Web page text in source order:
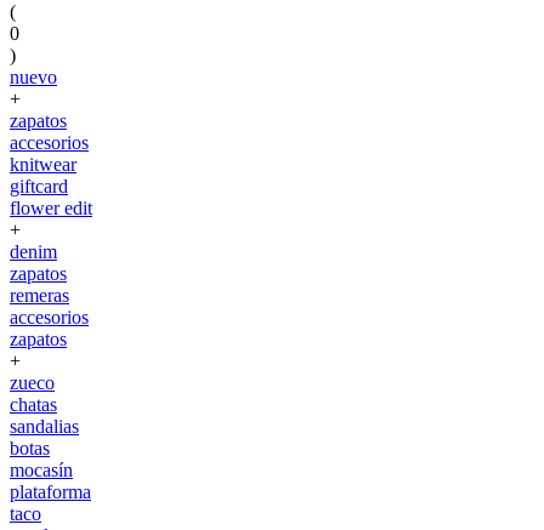
(
0
)
nuevo
+
zapatos
accesorios
knitwear
giftcard
flower edit
+
denim
zapatos
remeras
accesorios
zapatos
+
zueco
chatas
sandalias
botas
mocasín
plataforma
taco